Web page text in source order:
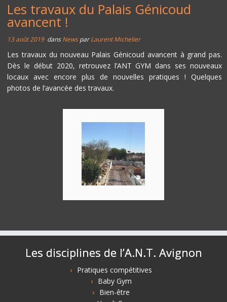
Les travaux du Palais Génicoud
avancent !
13 août 2019dansNewsparLaurent Michelier
Les travaux du nouveau Palais Génicoud avancent à grand pas.
Dès le début 2020, retrouvez l’ANT GYM dans ses nouveaux
locaux avec encore plus de nouvelles pratiques ! Quelques
photos de l’avancée des travaux.
Les disciplines de l’A.N.T. Avignon
Pratiques compétitives
Baby Gym
Bien-être